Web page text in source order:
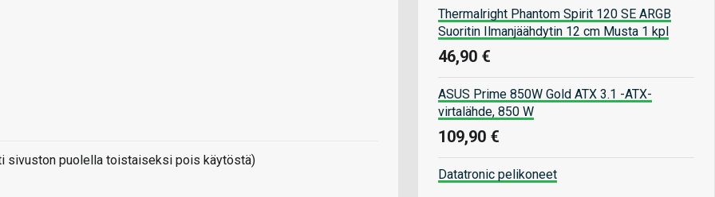
sivuston puolella toistaiseksi pois käytöstä)
Thermalright Phantom Spirit 120 SE ARGB
Suoritin Ilmanjäähdytin 12 cm Musta 1 kpl
46,90 €
ASUS Prime 850W Gold ATX 3.1 -ATX-
virtalähde, 850 W
109,90 €
Datatronic pelikoneet